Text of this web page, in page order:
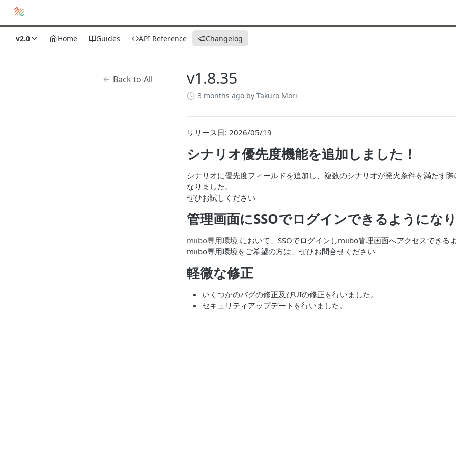
v2.0 Home Guides API Reference Changelog
Back to All v1.8.35
3 months ago by Takuro Mori
リリース日: 2026/05/19
シナリオ優先度機能を追加しました！
シナリオに優先度フィールドを追加し、複数のシナリオが発火条件を満たす
なりました。
ぜひお試しください
管理画面にSSOでログインできるようにな
miibo専用環境 において、SSOでログインしmiibo管理画面へアクセスできる
miibo専用環境をご希望の方は、ぜひお問合せください
軽微な修正
いくつかのバグの修正及びUIの修正を行いました。
セキュリティアップデートを行いました。